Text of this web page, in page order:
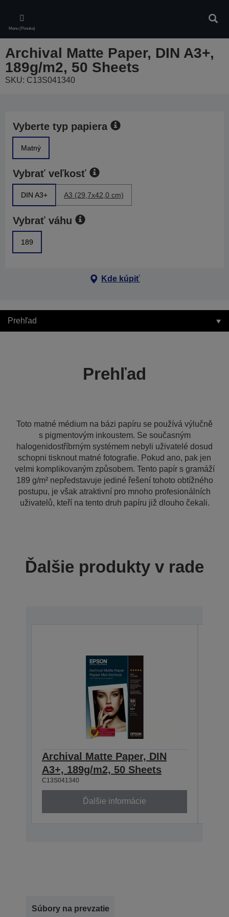
main
content
Menu (Ponuka)
Archival Matte Paper, DIN A3+,
189g/m2, 50 Sheets
SKU: C13S041340
Vyberte typ papiera
Matný
Vybrať veľkosť
DIN A3+ A3 (29,7x42,0 cm)
Vybrať váhu
189
Kde kúpiť
Prehľad
Prehľad
Toto matné médium na bázi papíru se používá výlučně
s pigmentovým inkoustem. Se současným
halogenidostříbrným systémem nebyli uživatelé dosud
schopni tisknout matné fotografie. Pokud ano, pak jen
velmi komplikovaným způsobem. Tento papír s gramáží
189 g/m² nepředstavuje jediné řešení tohoto obtížného
postupu, je však atraktivní pro mnoho profesionálních
uživatelů, kteří na tento druh papíru již dlouho čekali.
Ďalšie produkty v rade
Archival Matte Paper, DIN
A3+, 189g/m2, 50 Sheets
C13S041340
Ďalšie informácie
Súbory na prevzatie